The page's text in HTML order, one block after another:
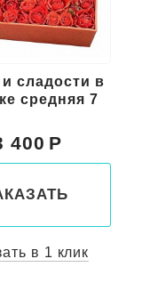
в коробке с
средняя 11
3 700
ЗАКАЗАТЬ
в 1 клик